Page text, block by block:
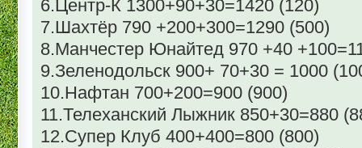
6.Центр-К 1300+90+30=1420 (120)
7.Шахтёр 790 +200+300=1290 (500)
8.Манчестер Юнайтед 970 +40
9.Зеленодольск 900+ 70+30 = 1000
10.Нафтан 700+200=900 (900)
11.Телеханский Лыжник 850+30=880
12.Супер Клуб 400+400=800 (800)